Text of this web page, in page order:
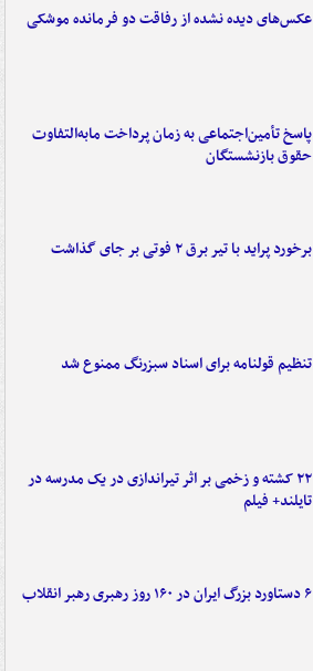
عکس‌های دیده نشده از رفاقت دو فرمانده‌ موشکی
پاسخ تأمین‌اجتماعی به زمان پرداخت مابه‌التفاوت
حقوق بازنشستگان
برخورد پراید با تیر برق ۲ فوتی بر جای گذاشت
تنظیم قولنامه برای اسناد سبزرنگ ممنوع شد
۲۲ کشته و زخمی بر اثر تیراندازی در یک مدرسه در
تایلند+ فیلم
۶ دستاورد بزرگ ایران در ۱۶۰ روز رهبری رهبر انقلاب